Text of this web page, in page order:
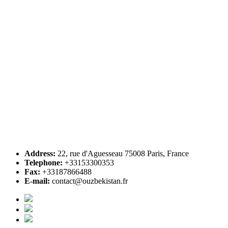
Address: 22, rue d'Aguesseau 75008 Paris, France
Telephone: +33153300353
Fax: +33187866488
E-mail: contact@ouzbekistan.fr